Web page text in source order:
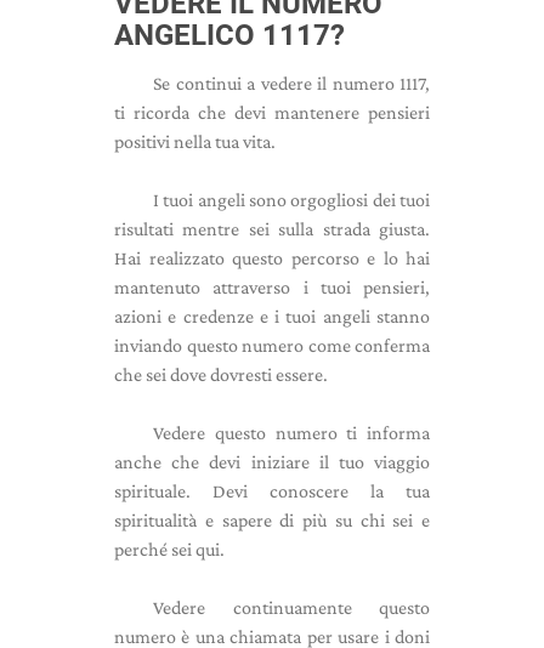
ANGELICO 1117?
Se continui a vedere il numero 1117,
ti ricorda che devi mantenere pensieri
positivi nella tua vita.
I tuoi angeli sono orgogliosi dei tuoi
risultati mentre sei sulla strada giusta.
Hai realizzato questo percorso e lo hai
mantenuto attraverso i tuoi pensieri,
azioni e credenze e i tuoi angeli stanno
inviando questo numero come conferma
che sei dove dovresti essere.
Vedere questo numero ti informa
anche che devi iniziare il tuo viaggio
spirituale. Devi conoscere la tua
spiritualità e sapere di più su chi sei e
perché sei qui.
Vedere continuamente questo
numero è una chiamata per usare i doni